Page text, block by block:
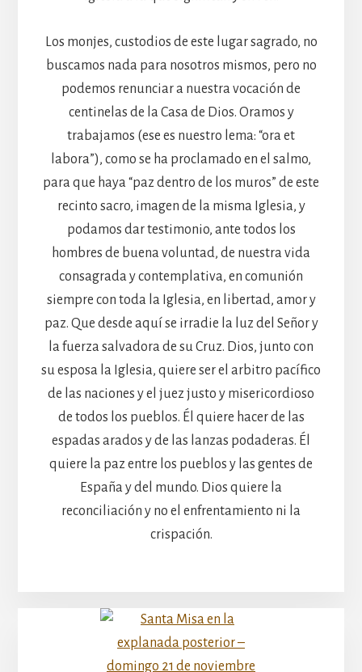
Los monjes, custodios de este lugar sagrado, no
buscamos nada para nosotros mismos, pero no
podemos renunciar a nuestra vocación de
centinelas de la Casa de Dios. Oramos y
trabajamos (ese es nuestro lema: “ora et
labora”), como se ha proclamado en el salmo,
para que haya “paz dentro de los muros” de este
recinto sacro, imagen de la misma Iglesia, y
podamos dar testimonio, ante todos los
hombres de buena voluntad, de nuestra vida
consagrada y contemplativa, en comunión
siempre con toda la Iglesia, en libertad, amor y
paz. Que desde aquí se irradie la luz del Señor y
la fuerza salvadora de su Cruz. Dios, junto con
su esposa la Iglesia, quiere ser el arbitro pacífico
de las naciones y el juez justo y misericordioso
de todos los pueblos. Él quiere hacer de las
espadas arados y de las lanzas podaderas. Él
quiere la paz entre los pueblos y las gentes de
España y del mundo. Dios quiere la
reconciliación y no el enfrentamiento ni la
crispación.